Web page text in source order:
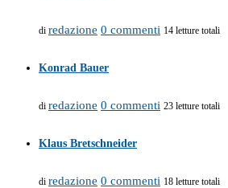
di redazione 0 commenti 14 letture totali
Konrad Bauer
di redazione 0 commenti 23 letture totali
Klaus Bretschneider
di redazione 0 commenti 18 letture totali